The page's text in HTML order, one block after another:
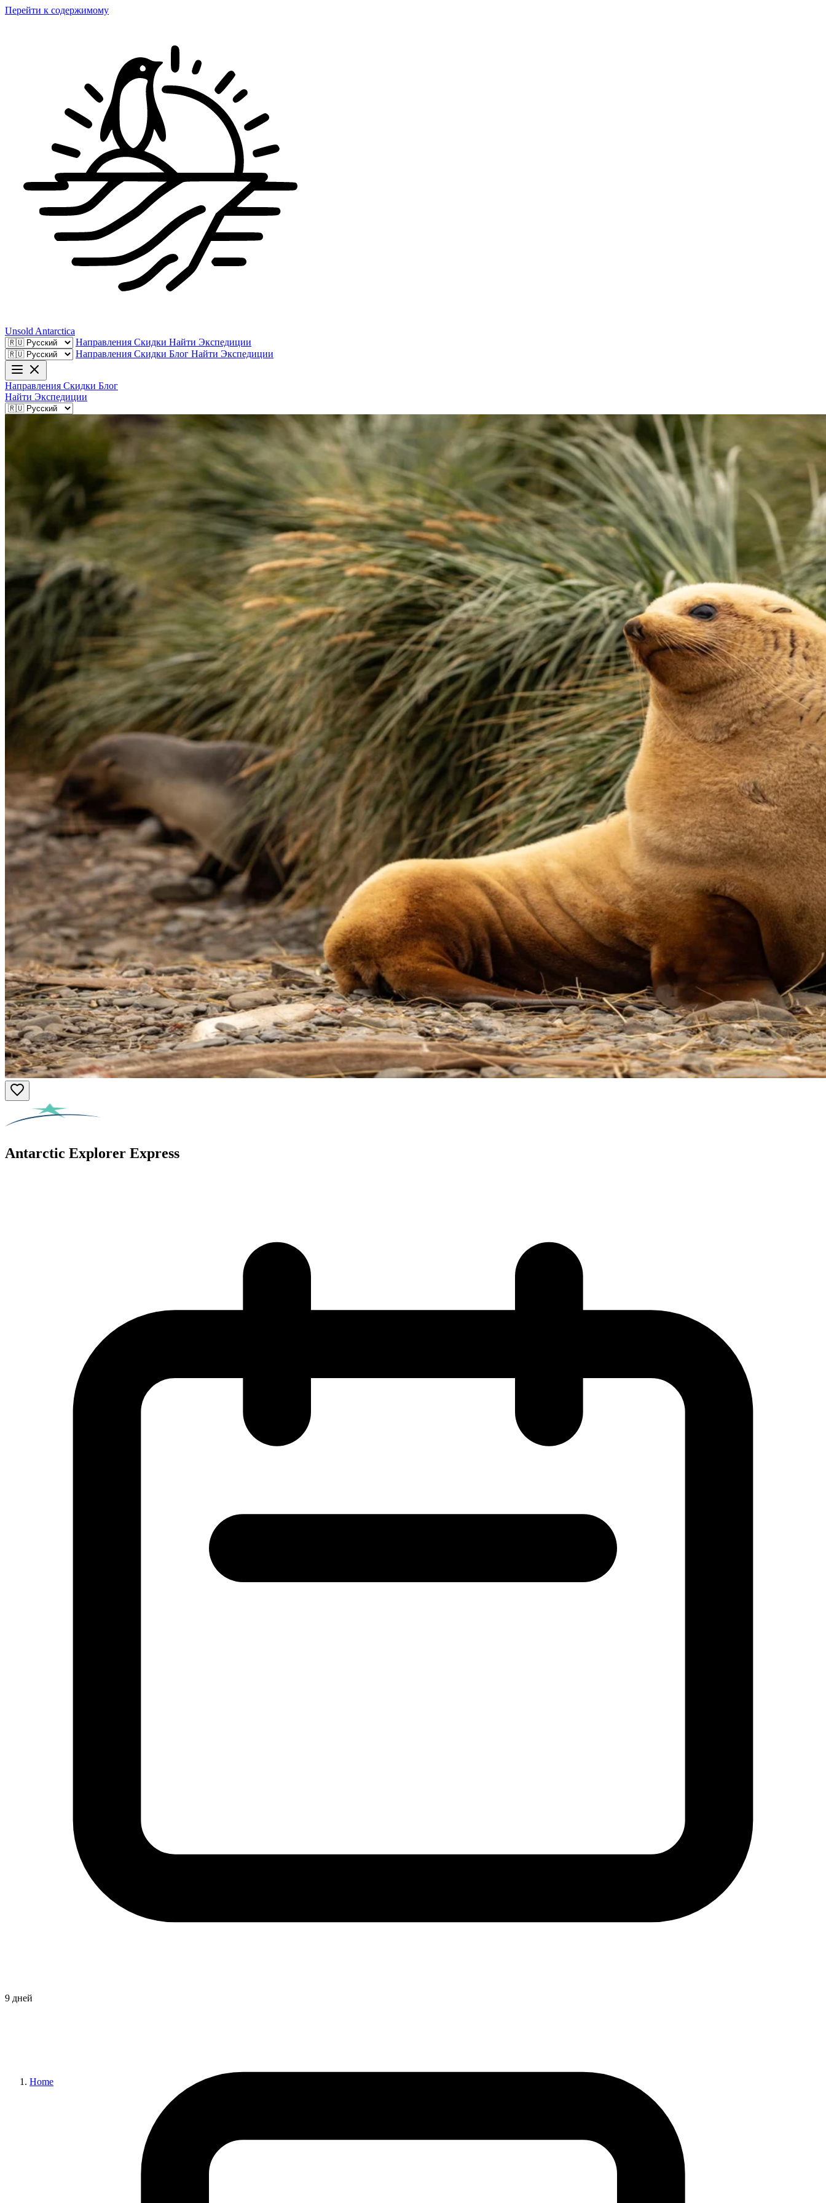
Перейти к содержимому
Unsold Antarctica
Направления Скидки Найти Экспедиции
Направления Скидки Блог Найти Экспедиции
Направления Скидки Блог
Найти Экспедиции
Antarctic Explorer Express
9 дней
Home